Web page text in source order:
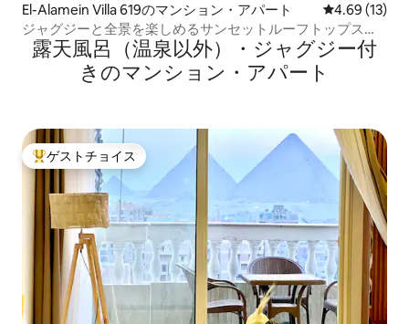
El-Alamein Villa 619のマンション・アパート レビュー13
4.69 (13)
ジャグジーと全景を楽しめるサンセットルーフトップスイ
ート
露天風呂（温泉以外）・ジャグジー付
きのマンション・アパート
大好評のゲストチョイスです。
ゲストチョイス